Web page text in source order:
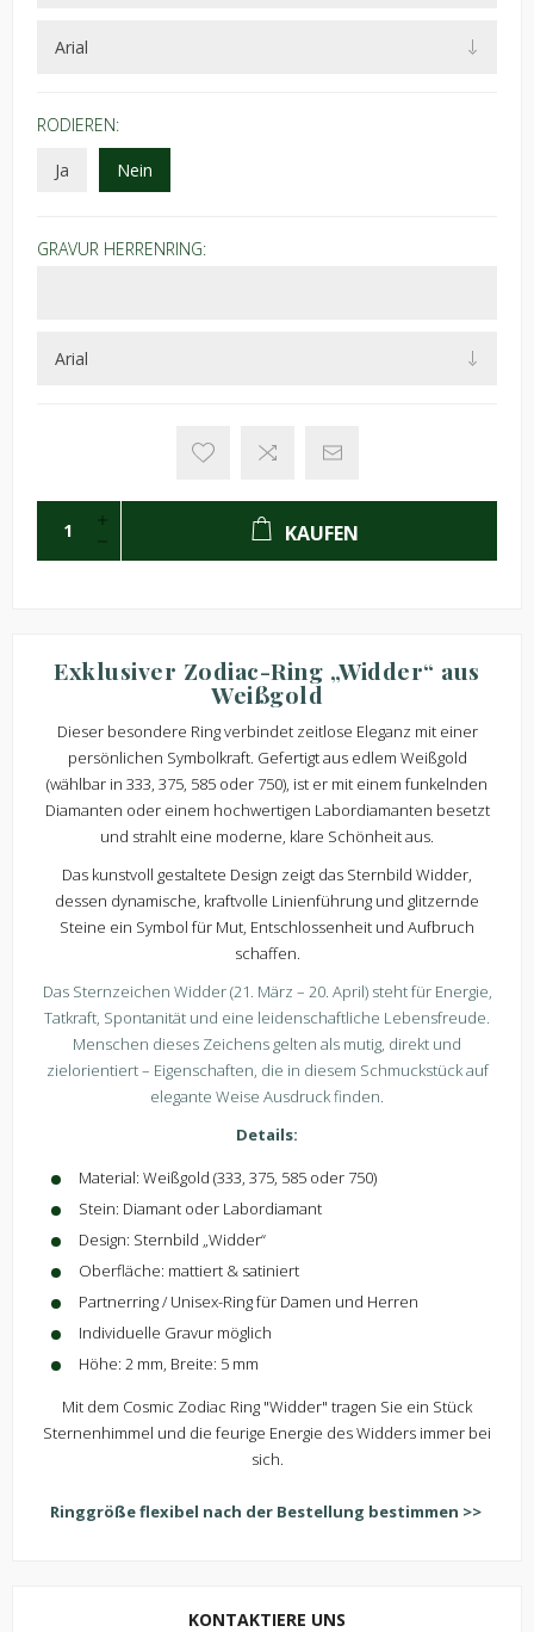
RODIEREN:
Ja
Nein
GRAVUR HERRENRING:
KAUFEN
Exklusiver Zodiac-Ring „Widder“ aus
Weißgold
Dieser besondere Ring verbindet zeitlose Eleganz mit einer
persönlichen Symbolkraft. Gefertigt aus edlem Weißgold
(wählbar in 333, 375, 585 oder 750), ist er mit einem funkelnden
Diamanten oder einem hochwertigen Labordiamanten besetzt
und strahlt eine moderne, klare Schönheit aus.
Das kunstvoll gestaltete Design zeigt das Sternbild Widder,
dessen dynamische, kraftvolle Linienführung und glitzernde
Steine ein Symbol für Mut, Entschlossenheit und Aufbruch
schaffen.
Das Sternzeichen Widder (21. März – 20. April) steht für Energie,
Tatkraft, Spontanität und eine leidenschaftliche Lebensfreude.
Menschen dieses Zeichens gelten als mutig, direkt und
zielorientiert – Eigenschaften, die in diesem Schmuckstück auf
elegante Weise Ausdruck finden.
Details:
Material: Weißgold (333, 375, 585 oder 750)
Stein: Diamant oder Labordiamant
Design: Sternbild „Widder“
Oberfläche: mattiert & satiniert
Partnerring / Unisex-Ring für Damen und Herren
Individuelle Gravur möglich
Höhe: 2 mm, Breite: 5 mm
Mit dem Cosmic Zodiac Ring "Widder" tragen Sie ein Stück
Sternenhimmel und die feurige Energie des Widders immer bei
sich.
Ringgröße flexibel nach der Bestellung bestimmen >>
KONTAKTIERE UNS